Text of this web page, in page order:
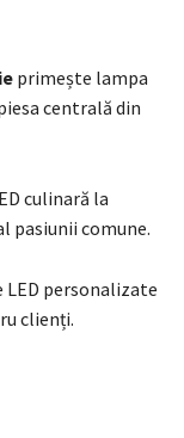
primește lampa
centrală din
culinară la
pasiunii comune.
personalizate
clienți.